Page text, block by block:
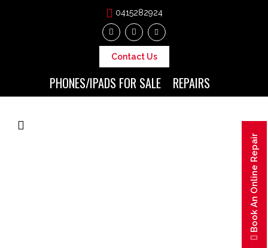
0415282924
Contact Us
PHONES/IPADS FOR SALE REPAIRS
Book An Online Repair